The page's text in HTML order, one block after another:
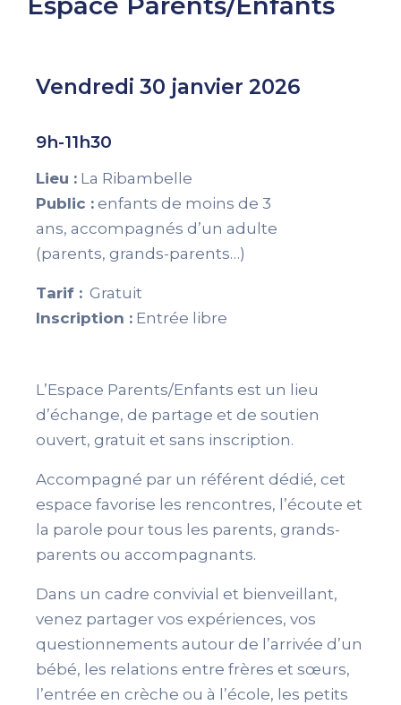
Vendredi 30 janvier 2026
9h-11h30
Lieu : La Ribambelle
Public : enfants de moins de 3
ans, accompagnés d’un adulte
(parents, grands-parents…)
Tarif : Gratuit
Inscription : Entrée libre
L’Espace Parents/Enfants est un lieu
d’échange, de partage et de soutien
ouvert, gratuit et sans inscription.
Accompagné par un référent dédié, cet
espace favorise les rencontres, l’écoute et
la parole pour tous les parents, grands-
parents ou accompagnants.
Dans un cadre convivial et bienveillant,
venez partager vos expériences, vos
questionnements autour de l’arrivée d’un
bébé, les relations entre frères et sœurs,
l’entrée en crèche ou à l’école, les petits